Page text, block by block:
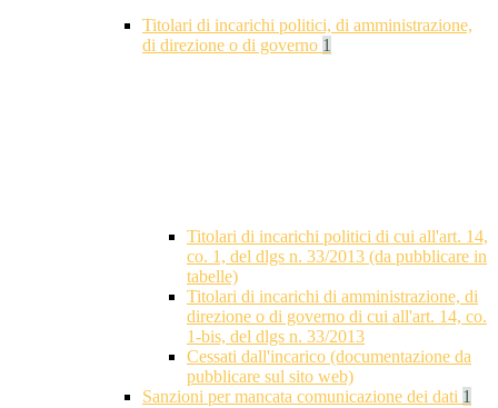
Titolari di incarichi politici, di amministrazione,
di direzione o di governo 1
Titolari di incarichi politici di cui all'art. 14,
co. 1, del dlgs n. 33/2013 (da pubblicare in
tabelle)
Titolari di incarichi di amministrazione, di
direzione o di governo di cui all'art. 14, co.
1-bis, del dlgs n. 33/2013
Cessati dall'incarico (documentazione da
pubblicare sul sito web)
Sanzioni per mancata comunicazione dei dati 1